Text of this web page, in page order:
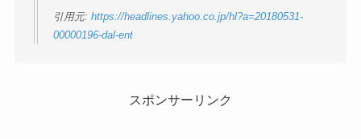
引用元: https://headlines.yahoo.co.jp/hl?a=20180531-
00000196-dal-ent
スポンサーリンク